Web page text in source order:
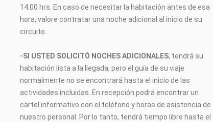
14.00 hrs. En caso de necesitar la habitación antes de esa
hora, valore contratar una noche adicional al inicio de su
circuito.
-SI USTED SOLICITÓ NOCHES ADICIONALES, tendrá su
habitación lista a la llegada, pero el guía de su viaje
normalmente no se encontrará hasta el inicio de las
actividades incluidas. En recepción podrá encontrar un
cartel informativo con el teléfono y horas de asistencia de
nuestro personal. Por lo tanto, tendrá tiempo libre hasta el